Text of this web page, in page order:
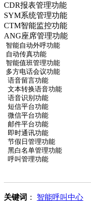
CDR报表管理功能
SYM系统管理功能
CTM智能监控功能
ANG座席管理功能
智能自动外呼功能
自动传真功能
智能值班管理功能
多方电话会议功能
语音留言功能
文本转换语音功能
语音识别功能
短信平台功能
微信平台功能
邮件平台功能
即时通讯功能
节假日管理功能
黑白名单管理功能
呼叫管理功能
关键词 ： 智能呼叫中心